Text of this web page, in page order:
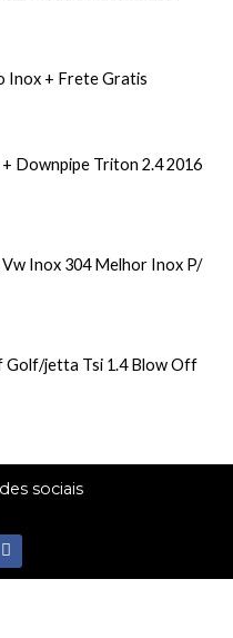
Inox + Frete Gratis
Downpipe Triton 2.4 2016
Inox 304 Melhor Inox P/
Golf/jetta Tsi 1.4 Blow Off
sociais
F
a
c